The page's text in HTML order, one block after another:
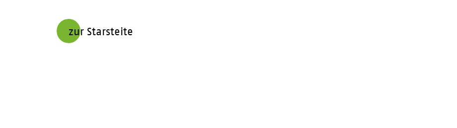
zur Starsteite